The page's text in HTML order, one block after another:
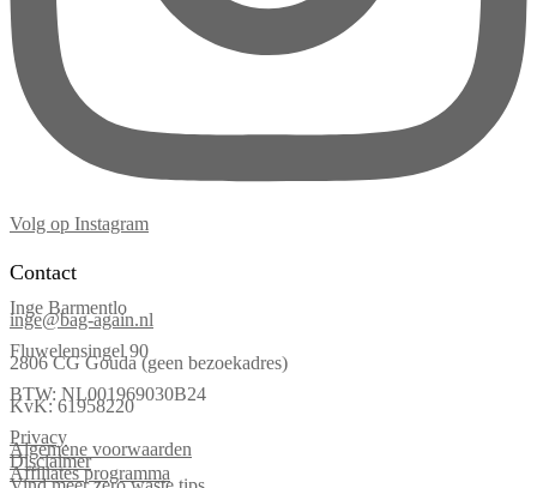
Volg op Instagram
Contact
Inge Barmentlo
inge@bag-again.nl
Fluwelensingel 90
2806 CG Gouda (geen bezoekadres)
BTW: NL001969030B24
KvK: 61958220
Privacy
Algemene voorwaarden
Disclaimer
Affiliates programma